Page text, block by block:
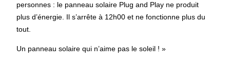
personnes : le panneau solaire Plug and Play ne produit
plus d’énergie. Il s’arrête à 12h00 et ne fonctionne plus du
tout.
Un panneau solaire qui n’aime pas le soleil ! »